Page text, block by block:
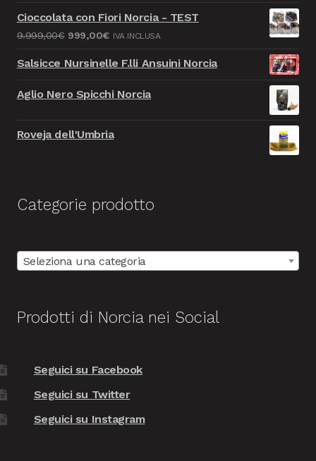
originale
era:
9.999,00€.
attuale
è:
999,00€.
Cioccolata con Fiori Norcia - TEST
9.999,00€ Il
originale
9.999,00€.
999,00€Il
attuale
IVA INCLUSA
Salsicce Nursinelle F.lli Ansuini Norcia
Aglio Nero Spicchi Norcia
Roveja dell'Umbria
Categorie prodotto
Seleziona una categoria
Prodotti di Norcia nei Social
Seguici su Facebook
Seguici su Twitter
Seguici su Instagram